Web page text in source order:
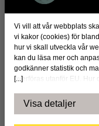
[...]
Vi vill att vår webbplats
vi kakor (cookies) för
hur vi skall utveckla vår
kan du läsa mer och
godkänner statistik och
överföras utanför EU. Hur
gällande hantering av
innebära vissa risker för
Visa detaljer
Hej!
Är du
Kontakta oss